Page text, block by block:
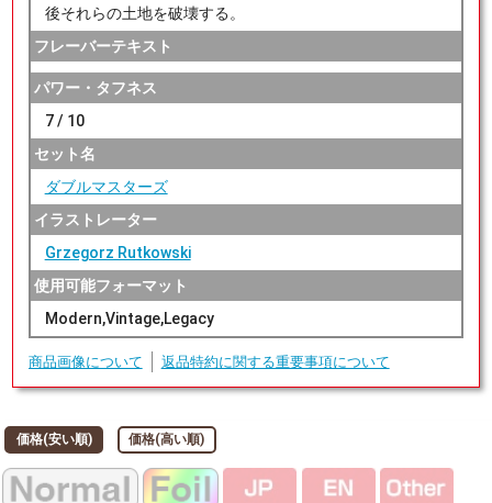
後それらの土地を破壊する。
フレーバーテキスト
パワー・タフネス
7 / 10
セット名
ダブルマスターズ
イラストレーター
Grzegorz Rutkowski
使用可能フォーマット
Modern,Vintage,Legacy
商品画像について 返品特約に関する重要事項について
価格(安い順) 価格(高い順)